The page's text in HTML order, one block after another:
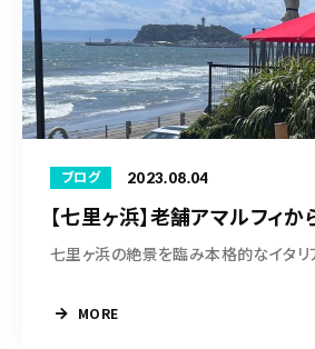
ブログ 2023.08.04
【七里ヶ浜】老舗アマルフィ
七里ヶ浜の絶景を臨み本格的なイタ
MORE